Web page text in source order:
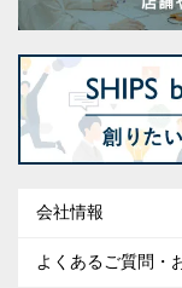
会社情報
よくあるご質問・